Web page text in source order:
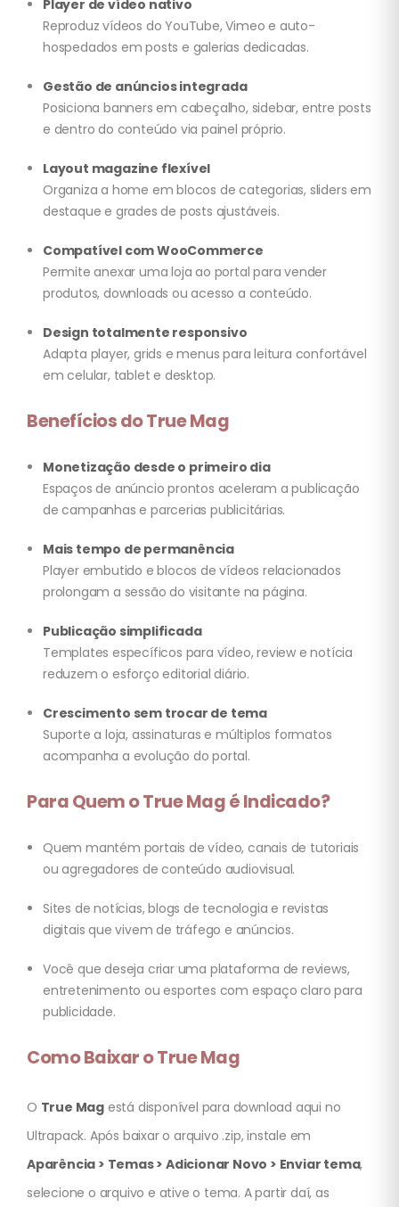
Player de vídeo nativo
Reproduz vídeos do YouTube, Vimeo e auto-
hospedados em posts e galerias dedicadas.
Gestão de anúncios integrada
Posiciona banners em cabeçalho, sidebar, entre posts
e dentro do conteúdo via painel próprio.
Layout magazine flexível
Organiza a home em blocos de categorias, sliders em
destaque e grades de posts ajustáveis.
Compatível com WooCommerce
Permite anexar uma loja ao portal para vender
produtos, downloads ou acesso a conteúdo.
Design totalmente responsivo
Adapta player, grids e menus para leitura confortável
em celular, tablet e desktop.
Benefícios do True Mag
Monetização desde o primeiro dia
Espaços de anúncio prontos aceleram a publicação
de campanhas e parcerias publicitárias.
Mais tempo de permanência
Player embutido e blocos de vídeos relacionados
prolongam a sessão do visitante na página.
Publicação simplificada
Templates específicos para vídeo, review e notícia
reduzem o esforço editorial diário.
Crescimento sem trocar de tema
Suporte a loja, assinaturas e múltiplos formatos
acompanha a evolução do portal.
Para Quem o True Mag é Indicado?
Quem mantém portais de vídeo, canais de tutoriais
ou agregadores de conteúdo audiovisual.
Sites de notícias, blogs de tecnologia e revistas
digitais que vivem de tráfego e anúncios.
Você que deseja criar uma plataforma de reviews,
entretenimento ou esportes com espaço claro para
publicidade.
Como Baixar o True Mag
O True Mag está disponível para download aqui no
Ultrapack. Após baixar o arquivo .zip, instale em
Aparência > Temas > Adicionar Novo > Enviar tema,
selecione o arquivo e ative o tema. A partir daí, as